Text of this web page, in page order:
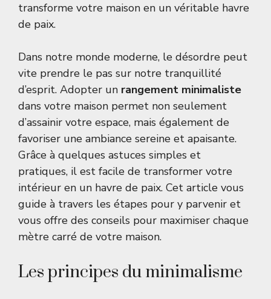
transforme votre maison en un véritable havre
de paix.
Dans notre monde moderne, le désordre peut
vite prendre le pas sur notre tranquillité
d’esprit. Adopter un rangement minimaliste
dans votre maison permet non seulement
d’assainir votre espace, mais également de
favoriser une ambiance sereine et apaisante.
Grâce à quelques astuces simples et
pratiques, il est facile de transformer votre
intérieur en un havre de paix. Cet article vous
guide à travers les étapes pour y parvenir et
vous offre des conseils pour maximiser chaque
mètre carré de votre maison.
Les principes du minimalisme